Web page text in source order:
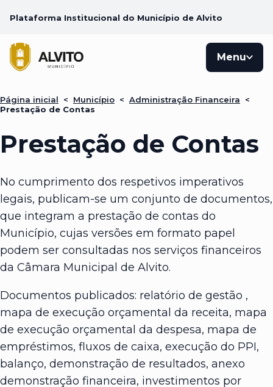
Plataforma Institucional do Município de Alvito
Menu
Página inicial < Município < Administração Financeira <
Prestação de Contas
Prestação de Contas
No cumprimento dos respetivos imperativos
legais, publicam-se um conjunto de documentos,
que integram a prestação de contas do
Município, cujas versões em formato papel
podem ser consultadas nos serviços financeiros
da Câmara Municipal de Alvito.
Documentos publicados: relatório de gestão ,
mapa de execução orçamental da receita, mapa
de execução orçamental da despesa, mapa de
empréstimos, fluxos de caixa, execução do PPI,
balanço, demonstração de resultados, anexo
demonstração financeira, investimentos por